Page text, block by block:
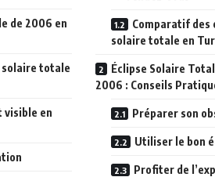
de 2006 en
solaire totale
visible en
Comparatif des
solaire totale en
Éclipse Solaire
2006 : Conseils
Préparer son
Utiliser le bon
Profiter de